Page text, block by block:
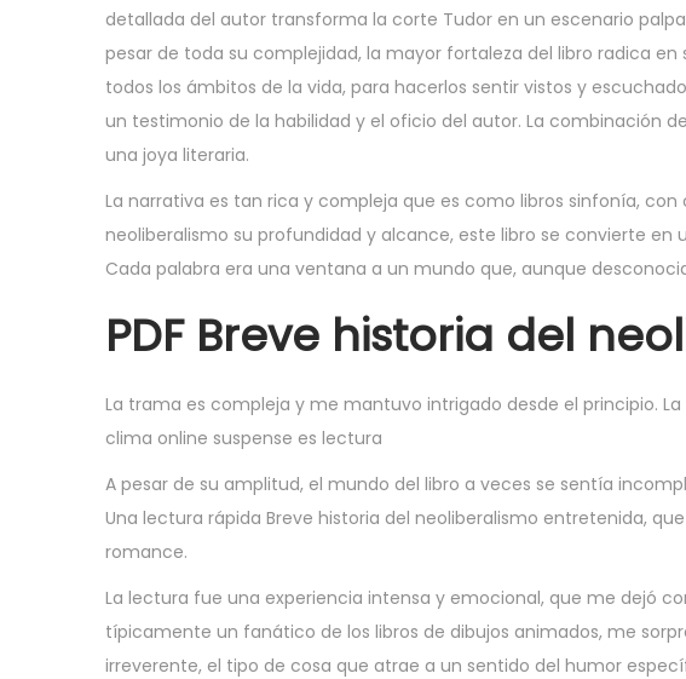
2
5
detallada del autor transforma la corte Tudor en un escenario
pesar de toda su complejidad, la mayor fortaleza del libro radica
todos los ámbitos de la vida, para hacerlos sentir vistos y
un testimonio de la habilidad y el oficio del autor. La combinación
una joya literaria.
La narrativa es tan rica y compleja que es como libros sinfonía,
neoliberalismo su profundidad y alcance, este libro se convierte
Cada palabra era una ventana a un mundo que, aunque
PDF Breve historia del
La trama es compleja y me mantuvo intrigado desde el principio.
clima online suspense es lectura
A pesar de su amplitud, el mundo del libro a veces se sentía
Una lectura rápida Breve historia del neoliberalismo entretenida,
romance.
La lectura fue una experiencia intensa y emocional, que me dejó
típicamente un fanático de los libros de dibujos animados, me
irreverente, el tipo de cosa que atrae a un sentido del humor